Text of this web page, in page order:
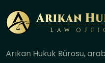
Arıkan Hukuk Bürosu,